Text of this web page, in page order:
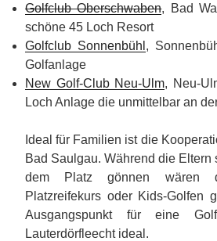
Golfclub Oberschwaben, Bad
schöne 45 Loch Resort
Golfclub Sonnenbühl ,
Golfanlage
New Golf-Club Neu-Ulm, Neu-
Loch Anlage die unmittelbar an
Ideal für Familien ist die
Bad Saulgau. Während die Eltern
dem Platz gönnen wären
Platzreifekurs oder Kids-Golfen
Ausgangspunkt für eine
Lauterdörfleecht ideal.